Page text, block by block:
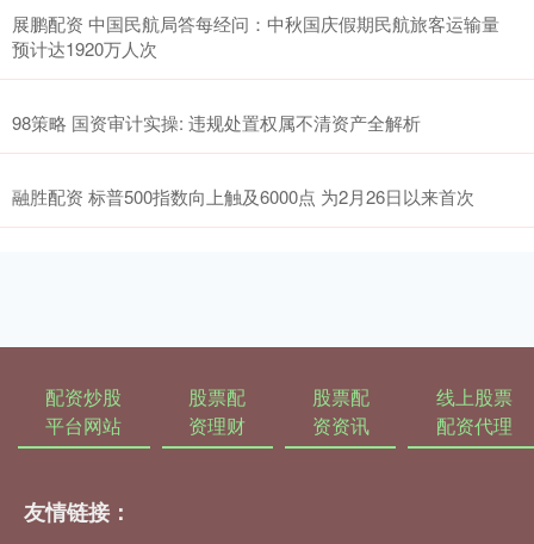
展鹏配资 中国民航局答每经问：中秋国庆假期民航旅客运输量
预计达1920万人次
98策略 国资审计实操: 违规处置权属不清资产全解析
融胜配资 标普500指数向上触及6000点 为2月26日以来首次
配资炒股
平台网站
股票配
资理财
股票配
资资讯
线上股票
配资代理
友情链接：